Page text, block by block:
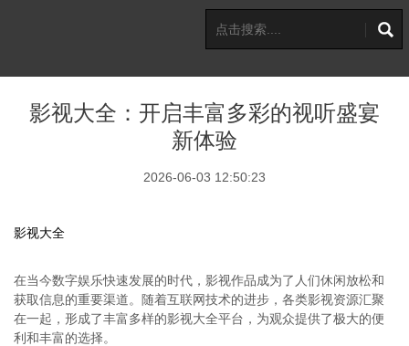
影视大全：开启丰富多彩的视听盛宴
新体验
2026-06-03 12:50:23
影视大全
在当今数字娱乐快速发展的时代，影视作品成为了人们休闲放松和
获取信息的重要渠道。随着互联网技术的进步，各类影视资源汇聚
在一起，形成了丰富多样的影视大全平台，为观众提供了极大的便
利和丰富的选择。